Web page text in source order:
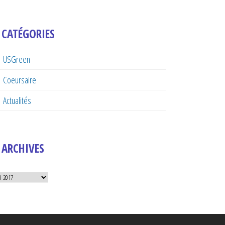
CATÉGORIES
USGreen
Coeursaire
Actualités
ARCHIVES